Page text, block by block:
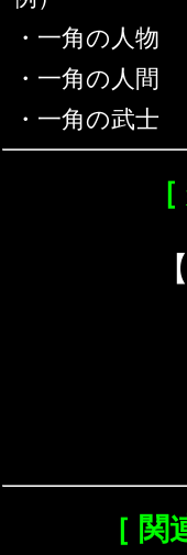
・一角の人物
・一角の人間
・一角の武士
【
［ 関